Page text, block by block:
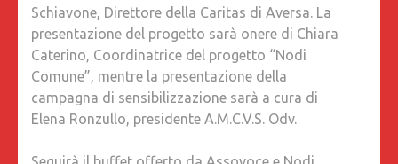
Schiavone, Direttore della Caritas di Aversa. La
presentazione del progetto sarà onere di Chiara
Caterino, Coordinatrice del progetto “Nodi
Comune”, mentre la presentazione della
campagna di sensibilizzazione sarà a cura di
Elena Ronzullo, presidente A.M.C.V.S. Odv.